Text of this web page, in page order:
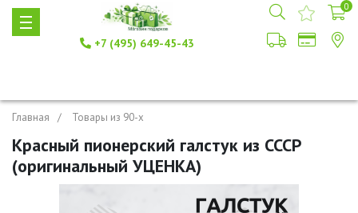
+7 (495) 649-45-43
0
Главная Товары из 90-х
Красный пионерский галстук из СССР
(оригинальный УЦЕНКА)